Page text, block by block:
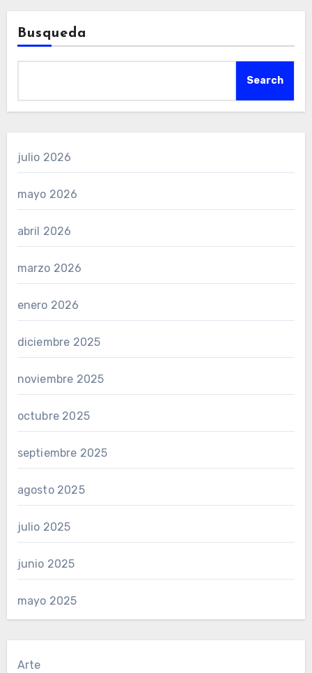
Busqueda
Search
julio 2026
mayo 2026
abril 2026
marzo 2026
enero 2026
diciembre 2025
noviembre 2025
octubre 2025
septiembre 2025
agosto 2025
julio 2025
junio 2025
mayo 2025
Arte